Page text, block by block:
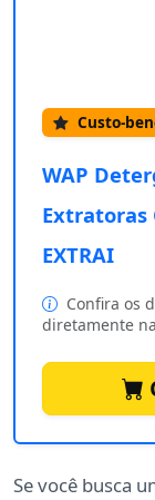
Custo-
WAP
Extratoras
EXTRAI
Confira os
diretamente
Se você busca